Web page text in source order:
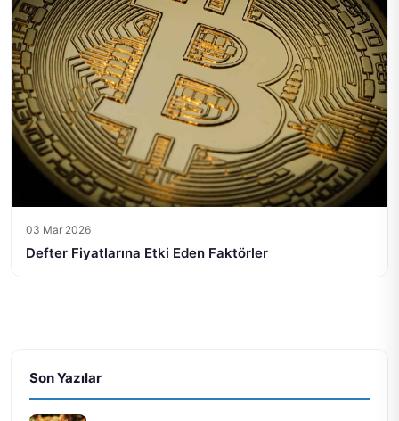
03 Mar 2026
Defter Fiyatlarına Etki Eden Faktörler
Son Yazılar